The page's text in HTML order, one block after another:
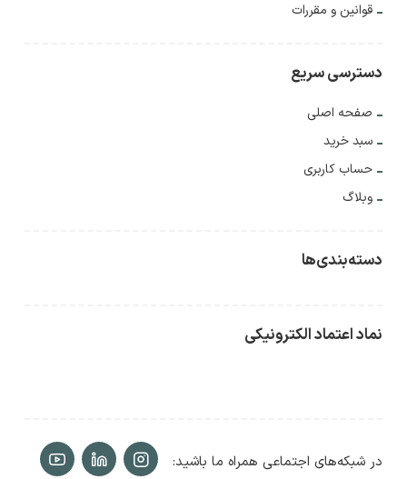
قوانین و مقررات
دسترسی سریع
صفحه اصلی
سبد خرید
حساب کاربری
وبلاگ
دسته‌بندی‌ها
نماد اعتماد الکترونیکی
در شبکه‌های اجتماعی همراه ما باشید: